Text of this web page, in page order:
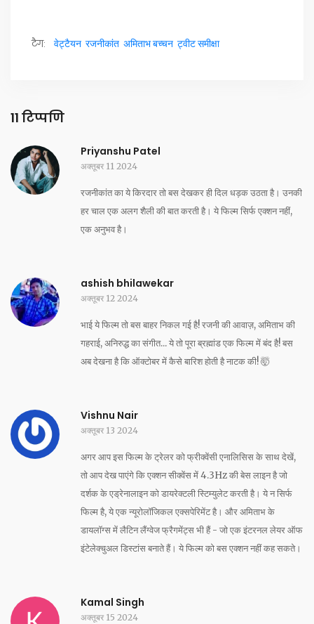
टैग: वेट्टैयन रजनीकांत अमिताभ बच्चन ट्वीट समीक्षा
11 टिप्पणि
Priyanshu Patel
अक्तूबर 11 2024
रजनीकांत का ये किरदार तो बस देखकर ही दिल धड़क उठता है। उनकी
हर चाल एक अलग शैली की बात करती है। ये फिल्म सिर्फ एक्शन नहीं,
एक अनुभव है।
ashish bhilawekar
अक्तूबर 12 2024
भाई ये फिल्म तो बस बाहर निकल गई है! रजनी की आवाज़, अमिताभ की
गहराई, अनिरुद्ध का संगीत... ये तो पूरा ब्रह्मांड एक फिल्म में बंद है! बस
अब देखना है कि ऑक्टोबर में कैसे बारिश होती है नाटक की! 🤯
Vishnu Nair
अक्तूबर 13 2024
अगर आप इस फिल्म के ट्रेलर को फ्रीक्वेंसी एनालिसिस के साथ देखें,
तो आप देख पाएंगे कि एक्शन सीक्वेंस में 4.3Hz की बेस लाइन है जो
दर्शक के एड्रेनालाइन को डायरेक्टली स्टिम्युलेट करती है। ये न सिर्फ
फिल्म है, ये एक न्यूरोलॉजिकल एक्सपेरिमेंट है। और अमिताभ के
डायलॉग्स में लैटिन लैंग्वेज फ्रैगमेंट्स भी हैं - जो एक इंटरनल लेयर ऑफ
इंटेलेक्चुअल डिस्टांस बनाते हैं। ये फिल्म को बस एक्शन नहीं कह सकते।
Kamal Singh
अक्तूबर 15 2024